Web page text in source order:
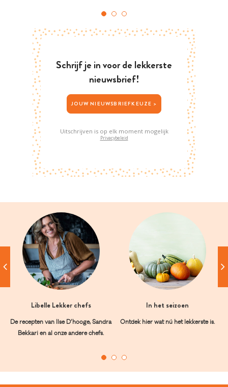
Schrijf je in voor de lekkerste
nieuwsbrief!
JOUW NIEUWSBRIEFKEUZE >
Uitschrijven is op elk moment mogelijk
Privacybeleid
Libelle Lekker chefs
De recepten van Ilse D’hooge, Sandra
Bekkari en al onze andere chefs.
In het seizoen
Ontdek hier wat nú het lekkerste is.